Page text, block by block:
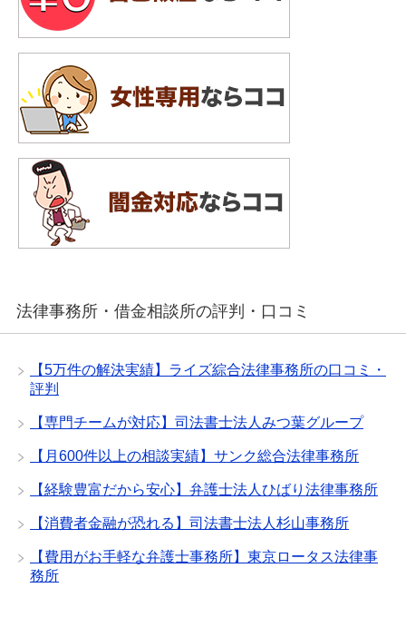
法律事務所・借金相談所の評判・口コミ
【5万件の解決実績】ライズ綜合法律事務所の口コミ・
評判
【専門チームが対応】司法書士法人みつ葉グループ
【月600件以上の相談実績】サンク総合法律事務所
【経験豊富だから安心】弁護士法人ひばり法律事務所
【消費者金融が恐れる】司法書士法人杉山事務所
【費用がお手軽な弁護士事務所】東京ロータス法律事
務所